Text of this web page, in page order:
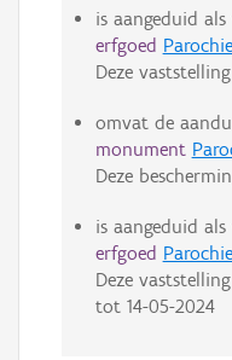
is aangeduid als
erfgoed
Deze vaststelling
omvat de
monument
Deze
is aangeduid als
erfgoed
Deze vaststelling
tot 14-05-2024